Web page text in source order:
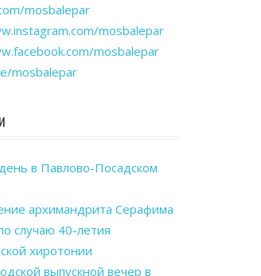
mosbalepar
mosbalepar
mosbalepar
mosbalepar
в Павлово-Посадском
архимандрита Серафима
случаю 40-летия
хиротонии
выпускной вечер в